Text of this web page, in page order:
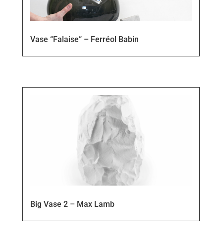
Vase “Falaise” – Ferréol Babin
Big Vase 2 – Max Lamb